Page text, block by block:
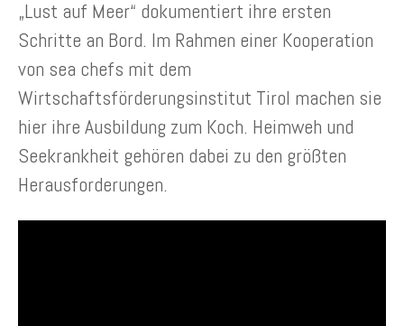
„Lust auf Meer“ dokumentiert ihre ersten
Schritte an Bord. Im Rahmen einer Kooperation
von sea chefs mit dem
Wirtschaftsförderungsinstitut Tirol machen sie
hier ihre Ausbildung zum Koch. Heimweh und
Seekrankheit gehören dabei zu den größten
Herausforderungen.